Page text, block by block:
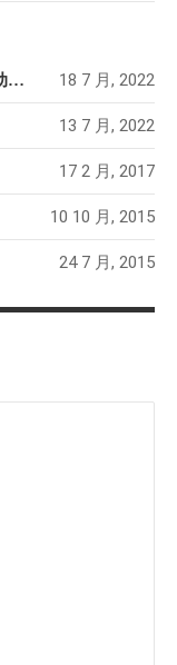
Intel X520 网卡的 Windows / macOS 驱动方法 18 7 月, 2022
13 7 月, 2022
17 2 月, 2017
10 10 月, 2015
24 7 月, 2015